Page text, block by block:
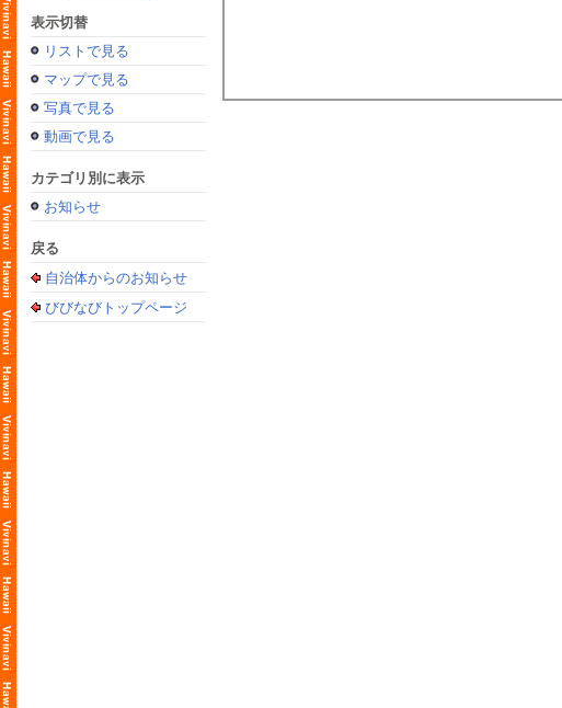
表示切替
リストで見る
マップで見る
写真で見る
動画で見る
カテゴリ別に表示
お知らせ
戻る
自治体からのお知らせ
びびなびトップページ